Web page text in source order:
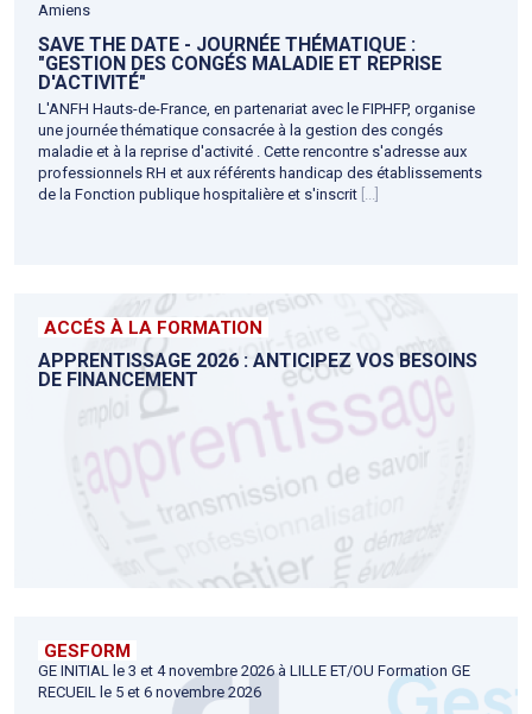
Amiens
SAVE THE DATE - JOURNÉE THÉMATIQUE :
"GESTION DES CONGÉS MALADIE ET REPRISE
D'ACTIVITÉ"
L'ANFH Hauts-de-France, en partenariat avec le FIPHFP, organise
une journée thématique consacrée à la gestion des congés
maladie et à la reprise d'activité . Cette rencontre s'adresse aux
professionnels RH et aux référents handicap des établissements
de la Fonction publique hospitalière et s'inscrit [...]
ACCÉS À LA FORMATION
APPRENTISSAGE 2026 : ANTICIPEZ VOS BESOINS
DE FINANCEMENT
GESFORM
GE INITIAL le 3 et 4 novembre 2026 à LILLE ET/OU Formation GE
RECUEIL le 5 et 6 novembre 2026